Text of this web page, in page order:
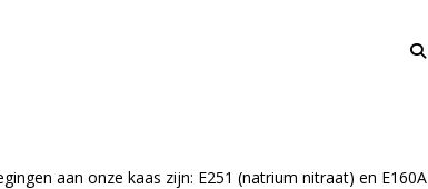
aan onze kaas zijn: E251 (natrium nitraat) en E160A